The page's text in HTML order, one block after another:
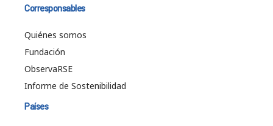
Corresponsables
Quiénes somos
Fundación
ObservaRSE
Informe de Sostenibilidad
Países